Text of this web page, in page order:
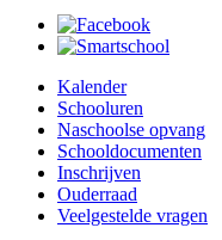
Kalender
Schooluren
Naschoolse opvang
Schooldocumenten
Inschrijven
Ouderraad
Veelgestelde vragen